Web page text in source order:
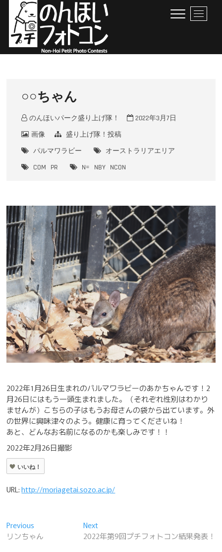
content
M
e
B
○○ちゃん
のんほいパーク盛り上げ隊！
2022年3月7日
画像
盛り上げ隊！投稿
パルマワラビー
オーストラリアエリア
COM
PR N= NBY NCON
2022年1月26日生まれのパルマワラビーのあかちゃんです！2
月26日にはもう一頭生まれました。（それぞれ性別はわかり
ませんが）こちらの子はもうお母さんの袋から出ています。外
の世界に興味津々のよう。健康に育ってくださいね！
あと、どんなお名前になるのかも楽しみです！！
2022年2月26日撮影
いいね！
URL:http://moriagetai.sozo.ac.jp/
投
稿
Previous
post:
リンちゃん
NextNext
post:
2022年第9回プチフォトコン結果発表！